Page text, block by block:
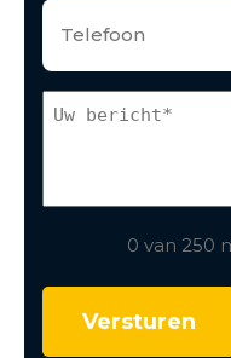
0 van 250